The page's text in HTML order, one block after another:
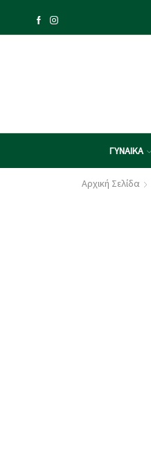
ΓΥΝΑΙΚΑ
Αρχική Σελίδα